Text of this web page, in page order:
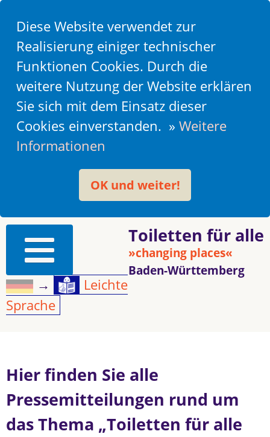
Diese Website verwendet zur
Realisierung einiger technischer
Funktionen Cookies. Durch die
weitere Nutzung der Website erklären
Sie sich mit dem Einsatz dieser
Cookies einverstanden. » Weitere
Informationen
OK und weiter!
Toiletten für alle
»changing places«
Baden-Württemberg
→
Leichte
Sprache
Hier finden Sie alle
Pressemitteilungen rund um
das Thema „Toiletten für alle